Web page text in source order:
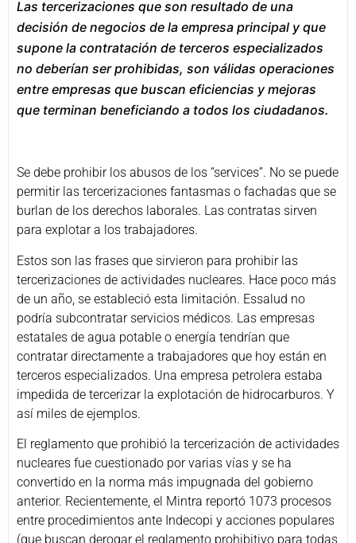
Las tercerizaciones que son resultado de una
decisión de negocios de la empresa principal y que
supone la contratación de terceros especializados
no deberían ser prohibidas, son válidas operaciones
entre empresas que buscan eficiencias y mejoras
que terminan beneficiando a todos los ciudadanos.
Se debe prohibir los abusos de los “services”. No se puede
permitir las tercerizaciones fantasmas o fachadas que se
burlan de los derechos laborales. Las contratas sirven
para explotar a los trabajadores.
Estos son las frases que sirvieron para prohibir las
tercerizaciones de actividades nucleares. Hace poco más
de un año, se estableció esta limitación. Essalud no
podría subcontratar servicios médicos. Las empresas
estatales de agua potable o energía tendrían que
contratar directamente a trabajadores que hoy están en
terceros especializados. Una empresa petrolera estaba
impedida de tercerizar la explotación de hidrocarburos. Y
así miles de ejemplos.
El reglamento que prohibió la tercerización de actividades
nucleares fue cuestionado por varias vías y se ha
convertido en la norma más impugnada del gobierno
anterior. Recientemente, el Mintra reportó 1073 procesos
entre procedimientos ante Indecopi y acciones populares
(que buscan derogar el reglamento prohibitivo para todas